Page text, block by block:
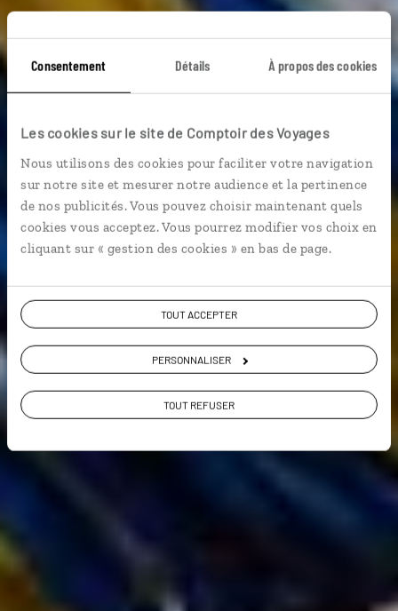
Consentement Détails À propos des cookies
Les cookies sur le site de Comptoir des Voyages
Nous utilisons des cookies pour faciliter votre navigation
sur notre site et mesurer notre audience et la pertinence
de nos publicités. Vous pouvez choisir maintenant quels
cookies vous acceptez. Vous pourrez modifier vos choix en
cliquant sur « gestion des cookies » en bas de page.
TOUT ACCEPTER
PERSONNALISER
TOUT REFUSER
Caravanes sur rails
Circuit ouzbek en train, de Khiva à Tashkent.
En train
Ouzbekistan